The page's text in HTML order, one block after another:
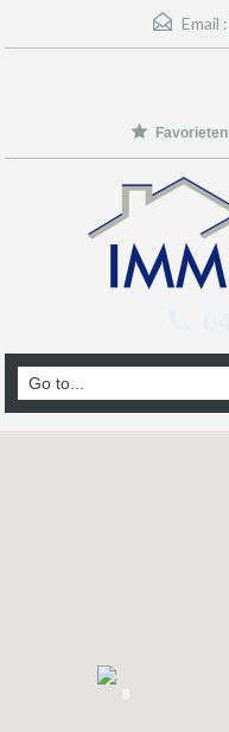
Email :
Favorieten
8